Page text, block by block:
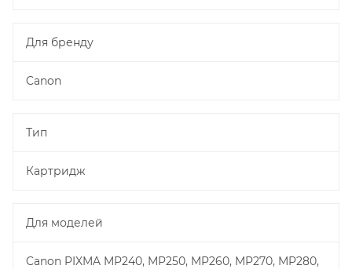
Для бренду
Canon
Тип
Картридж
Для моделей
Canon PIXMA MP240, MP250, MP260, MP270, MP280,